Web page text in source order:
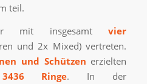
teil.
mit insgesamtvier
und 2x Mixed) vertreten.
und Schützen erzielten
3436 Ringe. In der